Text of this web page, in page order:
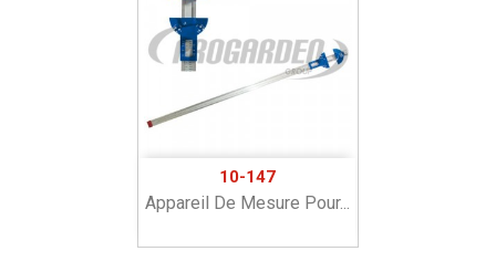
10-147
Appareil De Mesure Pour...